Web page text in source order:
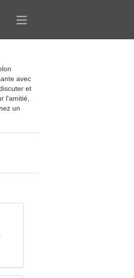
avec
et
l'amitié,
un